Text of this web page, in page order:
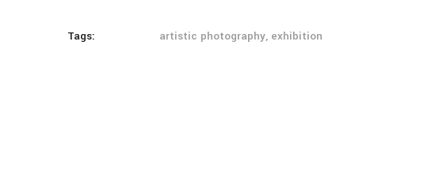
Tags: artistic photography, exhibition